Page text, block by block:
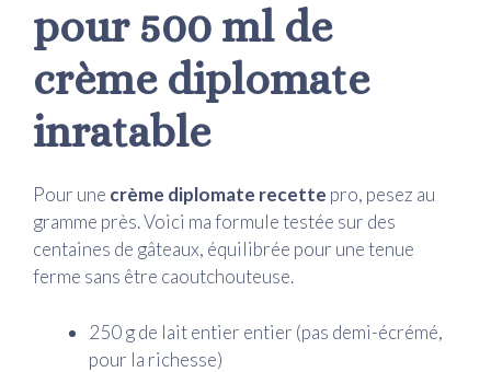
pour 500 ml de
crème diplomate
inratable
Pour une crème diplomate recette pro, pesez au
gramme près. Voici ma formule testée sur des
centaines de gâteaux, équilibrée pour une tenue
ferme sans être caoutchouteuse.
250 g de lait entier entier (pas demi-écrémé,
pour la richesse)